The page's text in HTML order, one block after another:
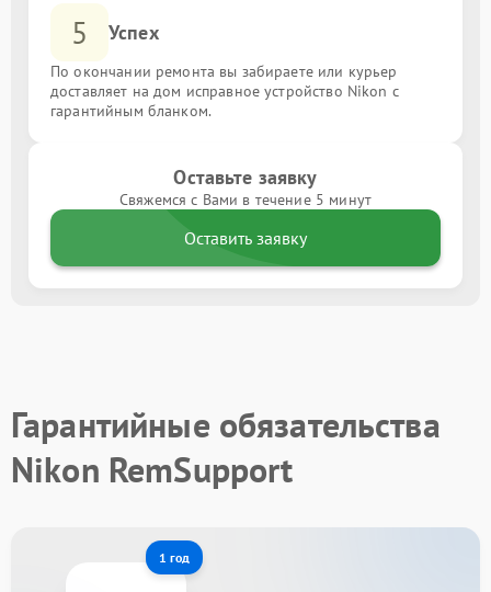
5 Успех
По окончании ремонта вы забираете или курьер
доставляет на дом исправное устройство Nikon с
гарантийным бланком.
Оставьте заявку
Свяжемся с Вами в течение 5 минут
Оставить заявку
Гарантийные обязательства
Nikon RemSupport
1 год